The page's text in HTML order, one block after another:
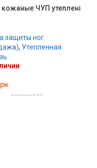
кожаные ЧУП утеплені
защиты ног
, Утепленная
000000577